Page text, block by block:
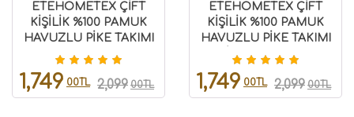
ETEHOMETEX ÇİFT
KİŞİLİK %100 PAMUK
HAVUZLU PİKE TAKIMI
BEJ 8696474232071
1,749 00TL 2,099 00TL
ETEHOMETEX ÇİFT
KİŞİLİK %100 PAMUK
HAVUZLU PİKE TAKIMI
GRİ 8696474232090
1,749 00TL 2,099 00TL